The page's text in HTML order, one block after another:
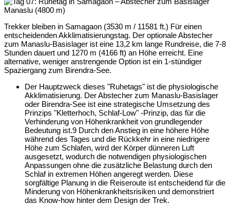
Trekker bleiben in Samagaon (3530 m / 11581 ft.) Für einen
entscheidenden Akklimatisierungstag. Der optionale Abstecher
zum Manaslu-Basislager ist eine 13,2 km lange Rundreise, die 7-8
Stunden dauert und 1270 m (4166 ft) an Höhe erreicht. Eine
alternative, weniger anstrengende Option ist ein 1-stündiger
Spaziergang zum Birendra-See.
Der Hauptzweck dieses "Ruhetags" ist die physiologische
Akklimatisierung. Der Abstecher zum Manaslu-Basislager
oder Birendra-See ist eine strategische Umsetzung des
Prinzips "Kletterhoch, Schlaf-Low" -Prinzip, das für die
Verhinderung von Höhenkrankheit von grundlegender
Bedeutung ist.9 Durch den Anstieg in eine höhere Höhe
während des Tages und die Rückkehr in eine niedrigere
Höhe zum Schlafen, wird der Körper dünneren Luft
ausgesetzt, wodurch die notwendigen physiologischen
Anpassungen ohne die zusätzliche Belastung durch den
Schlaf in extremen Höhen angeregt werden. Diese
sorgfältige Planung in die Reiseroute ist entscheidend für die
Minderung von Höhenkrankheitsrisiken und demonstriert
das Know-how hinter dem Design der Trek.